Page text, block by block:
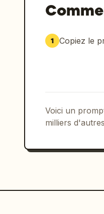
1 Copiez le
Voici un
milliers